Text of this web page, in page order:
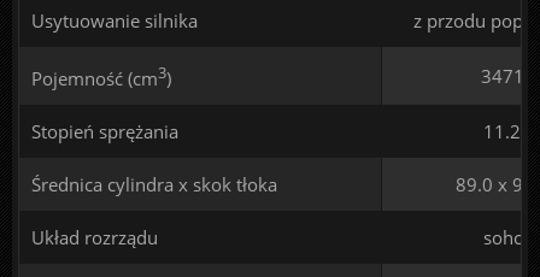
Usytuowanie silnika z przodu
Pojemność (cm3) 3471
Stopień sprężania 11.2
Średnica cylindra x skok tłoka 89.0 x
Układ rozrządu sohc